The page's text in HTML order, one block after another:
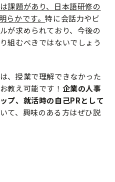
課題があり、日本語研修の
らかです。特に会話力やビ
が求められており、今後の
組むべきではないでしょう
、授業で理解できなかった
教え可能です！ 企業の人事
プ、就活時の自己PRとして
て、興味のある方はぜひ説